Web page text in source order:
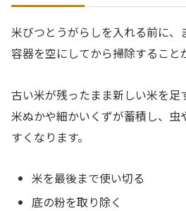
米びつとうがらしを入れる前に、
容器を空にしてから掃除すること
古い米が残ったまま新しい米を足
米ぬかや細かいくずが蓄積し、虫
すくなります。
米を最後まで使い切る
底の粉を取り除く